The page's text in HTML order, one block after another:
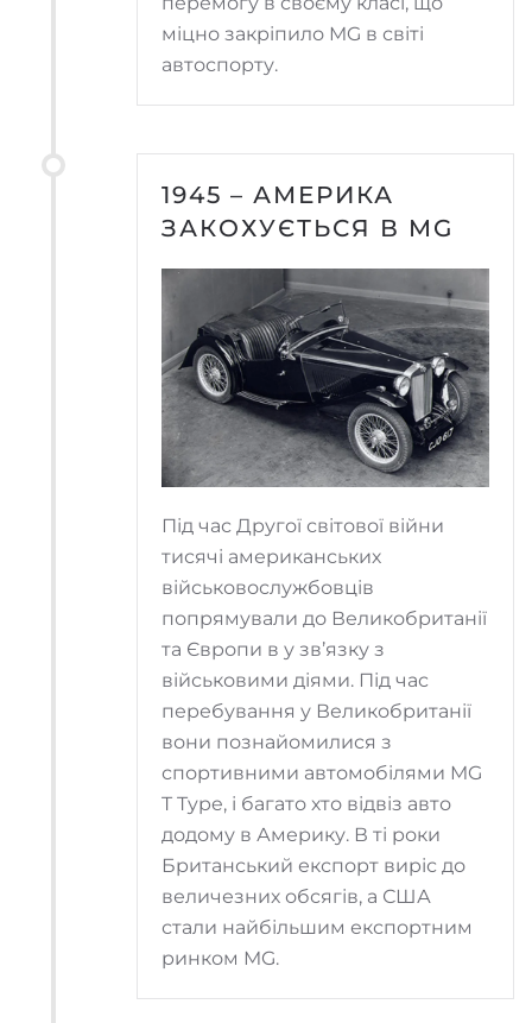
міцно закріпило MG в світі
автоспорту.
1945 – АМЕРИКА
ЗАКОХУЄТЬСЯ В MG
Під час Другої світової війни
тисячі американських
військовослужбовців
попрямували до Великобританії
та Європи в у зв’язку з
військовими діями. Під час
перебування у Великобританії
вони познайомилися з
спортивними автомобілями MG
T Type, і багато хто відвіз авто
додому в Америку. В ті роки
Британський експорт виріс до
величезних обсягів, а США
стали найбільшим експортним
ринком MG.